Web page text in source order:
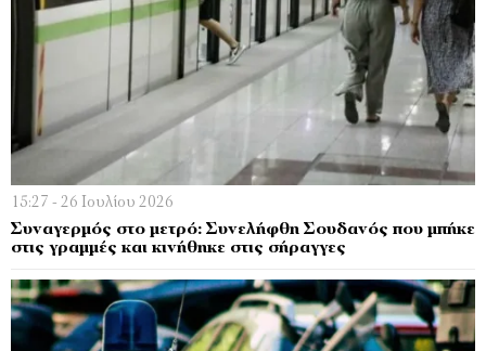
15:27 - 26 Ιουλίου 2026
Συναγερμός στο μετρό: Συνελήφθη Σουδανός που μπήκε
στις γραμμές και κινήθηκε στις σήραγγες